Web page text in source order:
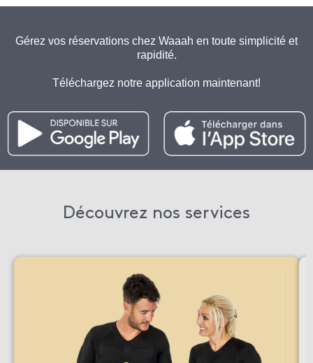
Gérez vos réservations chez Waaah en toute simplicité et
rapidité.
Téléchargez notre application maintenant!
Découvrez nos services